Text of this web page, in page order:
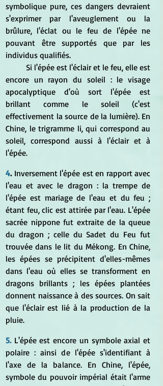
symbolique pure, ces dangers devraient
s'exprimer par l'aveuglement ou la
brûlure, l'éclat ou le feu de l'épée ne
pouvant être supportés que par les
individus qualifiés.
encore un rayon du soleil : le visage
apocalyptique d'où sort l'épée est
brillant comme le soleil (c'est
effectivement la source de la lumière). En
Chine, le trigramme li, qui correspond au
soleil, correspond aussi à l'éclair et à
l'épée.
4. Inversement l'épée est en rapport avec
l'eau et avec le dragon : la trempe de
l'épée est mariage de l'eau et du feu ;
étant feu, clic est attirée par l'eau. L'épée
sacrée nippone fut extraite de la queue
du dragon ; celle du Sadet du Feu fut
trouvée dans le lit du Mékong. En Chine,
les épées se précipitent d'elles-mêmes
dans l'eau où elles se transforment en
dragons brillants ; les épées plantées
donnent naissance à des sources. On sait
que l'éclair est lié à la production de la
pluie.
5. L'épée est encore un symbole axial et
polaire : ainsi de l'épée s'identifiant à
l'axe de la balance. En Chine, l'épée,
symbole du pouvoir impérial était l'arme